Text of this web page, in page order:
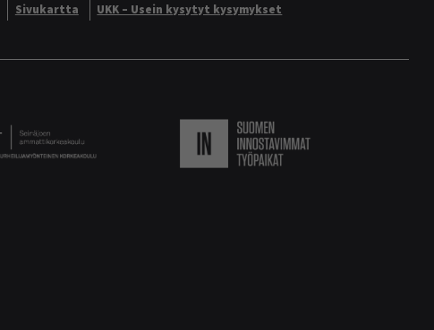
Sivukartta UKK – Usein kysytyt kysymykset
Logo Suomen innostavimmat